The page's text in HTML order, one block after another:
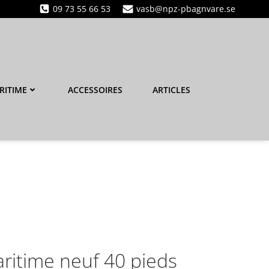
09 73 55 66 53 vasb@npz-pbagnvare.se
ACCESSOIRES ARTICLES
neuf 40 pieds